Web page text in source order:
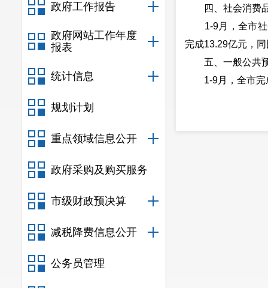
政府工作报告
政府网站工作年度
报表
统计信息
规划计划
重点领域信息公开
政府采购及购买服务
市级财政预决算
减税降费信息公开
公务员管理
四、社会消费
1-9月，全市社
完成13.29亿元，
五、一般公共
1-9月，全市完成